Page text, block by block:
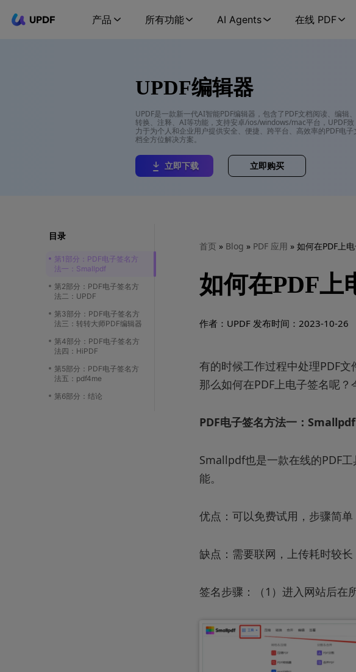
UPDF 产品 所有功能 AI Agents 在线 PDF
UPDF编辑器
UPDF是一款新一代AI智能PDF编辑器，包含了PDF文档阅读、编辑、
转换、注释、AI等功能，支持安卓/ios/windows/mac平台，UPDF致
力于为个人和企业用户提供安全、便捷、跨平台、高效率的PDF电子
档全方位解决方案。
立即下载 立即购买
目录
第1部分：PDF电子签名方
法一：Smallpdf
第2部分：PDF电子签名方
法二：UPDF
第3部分：PDF电子签名方
法三：转转大师PDF编辑器
第4部分：PDF电子签名方
法四：HiPDF
第5部分：PDF电子签名方
法五：pdf4me
第6部分：结论
首页 » Blog » PDF 应用 » 如何在PDF上
如何在PDF上
作者：UPDF 发布时间：2023-10-26
有的时候工作过程中处理PDF文
那么如何在PDF上电子签名呢？
PDF电子签名方法一：Smallpdf
Smallpdf也是一款在线的PDF
能。
优点：可以免费试用，步骤简单
缺点：需要联网，上传耗时较长
签名步骤：（1）进入网站后在